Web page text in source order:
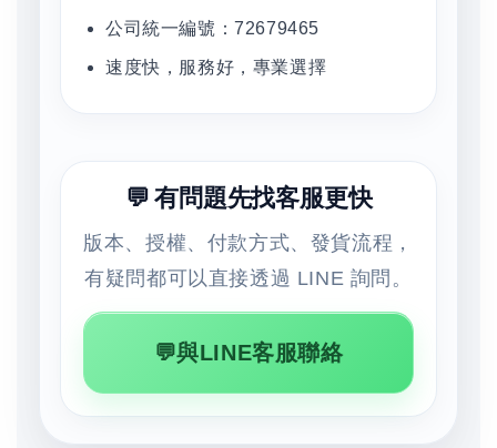
公司統一編號：72679465
速度快，服務好，專業選擇
💬 有問題先找客服更快
版本、授權、付款方式、發貨流程，
有疑問都可以直接透過 LINE 詢問。
💬與LINE客服聯絡